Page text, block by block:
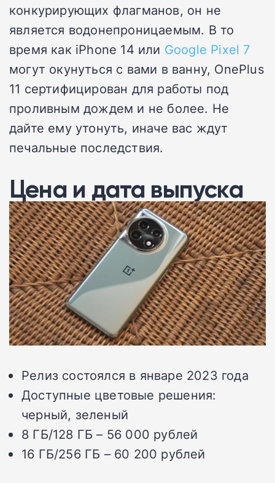
конкурирующих флагманов, он не
является водонепроницаемым. В то
время как iPhone 14 или Google Pixel 7
могут окунуться с вами в ванну, OnePlus
11 сертифицирован для работы под
проливным дождем и не более. Не
дайте ему утонуть, иначе вас ждут
печальные последствия.
Цена и дата выпуска
Релиз состоялся в январе 2023 года
Доступные цветовые решения:
черный, зеленый
8 ГБ/128 ГБ – 56 000 рублей
16 ГБ/256 ГБ – 60 200 рублей